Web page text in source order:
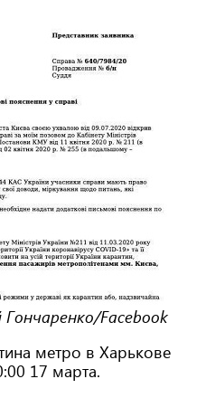
Facebook
метро в Харькове
17 марта.